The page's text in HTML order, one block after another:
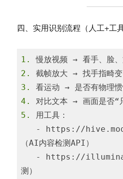
四、实用识别流程（人工+工
1.
2.
3.
4.
5. 用工具：
（AI内容检测API）
测）